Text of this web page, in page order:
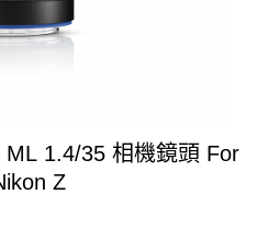
ML 1.4/35 相機鏡頭 For
Z